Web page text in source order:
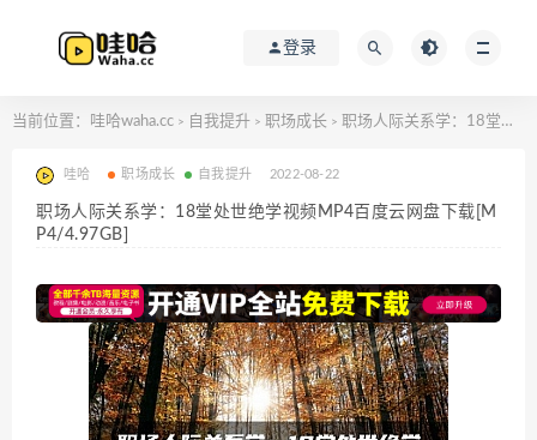
登录
当前位置： 哇哈waha.cc > 自我提升 > 职场成长 > 职场人际关系学：18堂处世绝学视频MP4百度云网盘下载[MP4/4.97GB]
哇哈 职场成长 自我提升 2022-08-22
职场人际关系学：18堂处世绝学视频MP4百度云网盘下载[M
P4/4.97GB]